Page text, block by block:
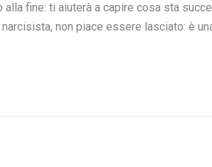
alla fine: ti aiuterà a capire cosa sta
non piace essere lasciato: è